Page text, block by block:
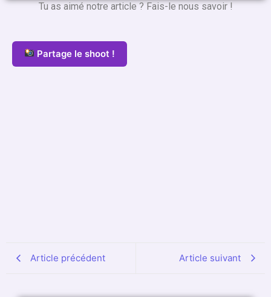
Tu as aimé notre article ? Fais-le nous savoir !
Partage le shoot !
Article précédent Article suivant